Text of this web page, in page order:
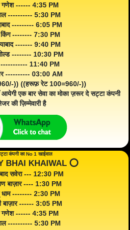
गणेश ------ 4:35 PM
---------- 5:30 PM
--------- 6:05 PM
किंग -------- 7:30 PM
------- 9:40 PM
-------- 10:30 PM
----------- 11:40 PM
---------- 03:00 AM
)) ((हरूफ़ रेट 100=960/-))
एक बार सेवा का मोका ज़रूर दे सट्टा कंपनी
की ज़िम्मेवारी है
कंपनी का No 1 खाईवाल
BHAI KHAIWAL ⭕️
सवेरा --- 12:30 PM
बाज़ार ---- 1:30 PM
धाम -------- 2:30 PM
बाज़ार ------ 3:05 PM
गणेश ------ 4:35 PM
---------- 5:30 PM